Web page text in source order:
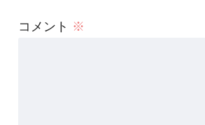
コメント ※